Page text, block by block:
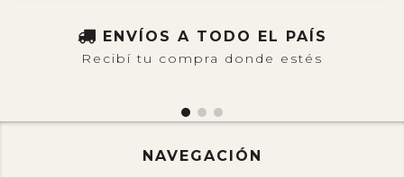
ENVÍOS A TODO EL PAÍS
Recibí tu compra donde estés
NAVEGACIÓN